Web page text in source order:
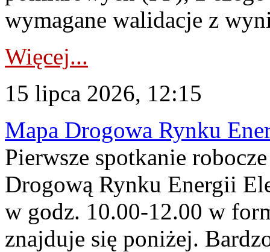
wymagane walidacje z
Więcej...
15 lipca 2026, 12:15
Mapa Drogowa Rynku
Pierwsze spotkanie
Drogową Rynku Energii
w godz. 10.00-12.00 w
znajduje się poniżej.